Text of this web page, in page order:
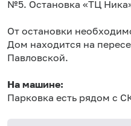
№5. Остановка «ТЦ
От остановки
Дом находится на
Павловской.
На машине:
Парковка есть рядом с